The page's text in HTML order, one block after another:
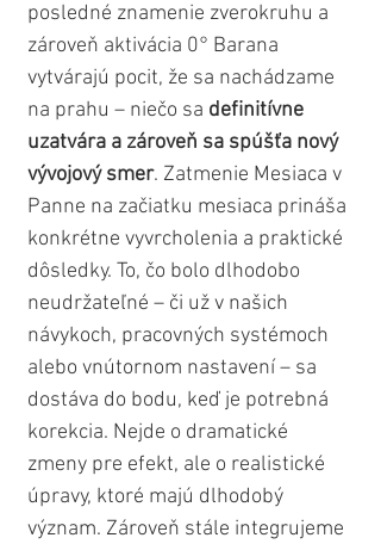
posledné znamenie zverokruhu a
zároveň aktivácia 0° Barana
vytvárajú pocit, že sa nachádzame
na prahu – niečo sa definitívne
uzatvára a zároveň sa spúšťa nový
vývojový smer. Zatmenie Mesiaca v
Panne na začiatku mesiaca prináša
konkrétne vyvrcholenia a praktické
dôsledky. To, čo bolo dlhodobo
neudržateľné – či už v našich
návykoch, pracovných systémoch
alebo vnútornom nastavení – sa
dostáva do bodu, keď je potrebná
korekcia. Nejde o dramatické
zmeny pre efekt, ale o realistické
úpravy, ktoré majú dlhodobý
význam. Zároveň stále integrujeme